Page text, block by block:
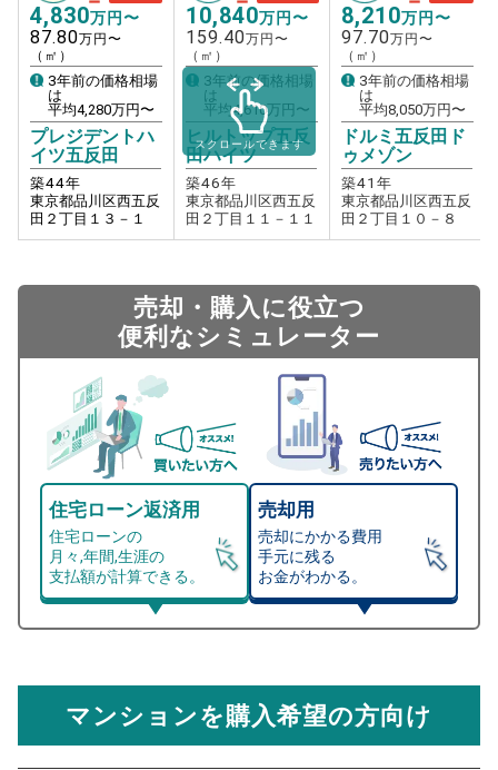
4,830万円〜
87.80万円〜
（㎡）
3年前の価格相場
は
平均4,280万円〜
プレジデントハ
イツ五反田
築44年
東京都品川区西五反
田２丁目１３－１
10,840万円〜
159.40万円〜
（㎡）
3年前の価格相場
は
平均4,610万円〜
ヒルトップ五反
田ハイツ
築46年
東京都品川区西五反
田２丁目１１－１１
8,210万円〜
97.70万円〜
（㎡）
3年前の価格相場
は
平均8,050万円〜
ドルミ五反田ド
ゥメゾン
築41 年
東京都品川区西五反
田２丁目１０－８
スクロールできます
売却・購入に役立つ
便利なシミュレーター
住宅ローン返済用
住宅ローンの
月々,年間,生涯の
支払額が計算できる。
売却用
売却にかかる費用
手元に残る
お金がわかる。
総支払額シミュレーション
計算できます。
万円
マンション売却シミュレーター
から売却にかかる諸経費が自動で算出され、手元に残る
金額がわかります。
マンションを購入希望の方向け